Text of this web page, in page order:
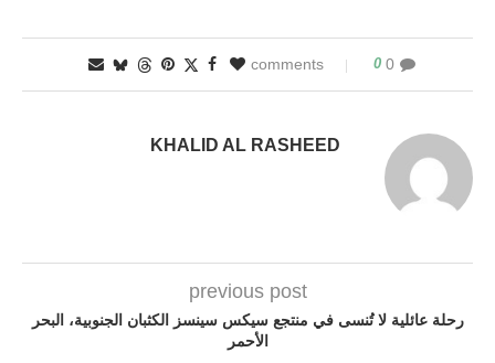
0 comments
0
KHALID AL RASHEED
previous post
رحلة عائلية لا تُنسى في منتجع سيكس سينسز الكثبان الجنوبية، البحر
الأحمر